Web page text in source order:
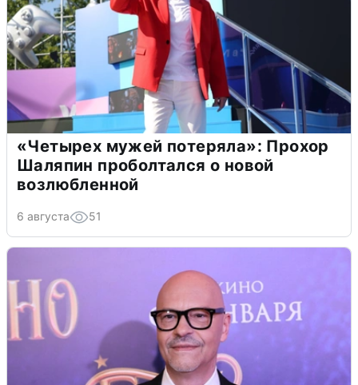
«Четырех мужей потеряла»: Прохор
Шаляпин проболтался о новой
возлюбленной
6 августа 51